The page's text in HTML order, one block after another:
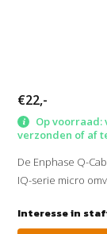
€22,-
Op voorraad:
verzonden of af
De Enphase Q-
IQ-serie micro
Interesse in